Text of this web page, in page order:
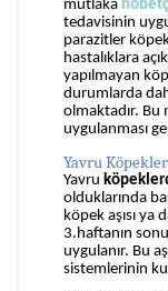
mutlaka
tedavisinin
parazitler
hastalıklara
yapılmayan
durumlarda
olmaktadır. Bu
uygulanması
Yavru
Yavru
olduklarında
köpek aşısı ya
3.haftanın
uygulanır. Bu
sistemlerinin